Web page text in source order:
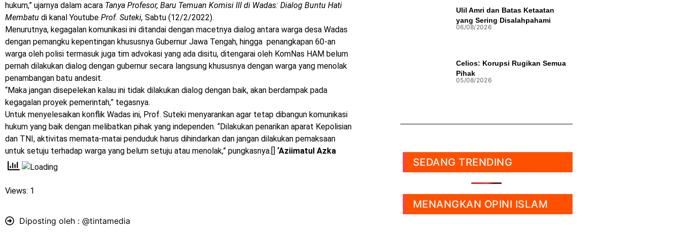
hukum,” ujarnya dalam acara Tanya Profesor, Baru Temuan Komisi III di Wadas: Dialog Buntu Hati
Membatu di kanal Youtube Prof. Suteki, Sabtu (12/2/2022).
Menurutnya, kegagalan komunikasi ini ditandai dengan macetnya dialog antara warga desa Wadas
dengan pemangku kepentingan khususnya Gubernur Jawa Tengah, hingga penangkapan 60-an
warga oleh polisi termasuk juga tim advokasi yang ada disitu, ditengarai oleh KomNas HAM belum
pernah dilakukan dialog dengan gubernur secara langsung khususnya dengan warga yang menolak
penambangan batu andesit.
“Maka jangan disepelekan kalau ini tidak dilakukan dialog dengan baik, akan berdampak pada
kegagalan proyek pemerintah,” tegasnya.
Untuk menyelesaikan konflik Wadas ini, Prof. Suteki menyarankan agar tetap dibangun komunikasi
hukum yang baik dengan melibatkan pihak yang independen. “Dilakukan penarikan aparat Kepolisian
dan TNI, aktivitas memata-matai penduduk harus dihindarkan dan jangan dilakukan pemaksaan
untuk setuju terhadap warga yang belum setuju atau menolak,” pungkasnya.[] ‘Aziimatul Azka
Views: 1
Diposting oleh : @tintamedia
Ulil Amri dan Batas Ketaatan
yang Sering Disalahpahami
06/08/2026
Celios: Korupsi Rugikan Semua
Pihak
05/08/2026
SEDANG TRENDING
MENANGKAN OPINI ISLAM